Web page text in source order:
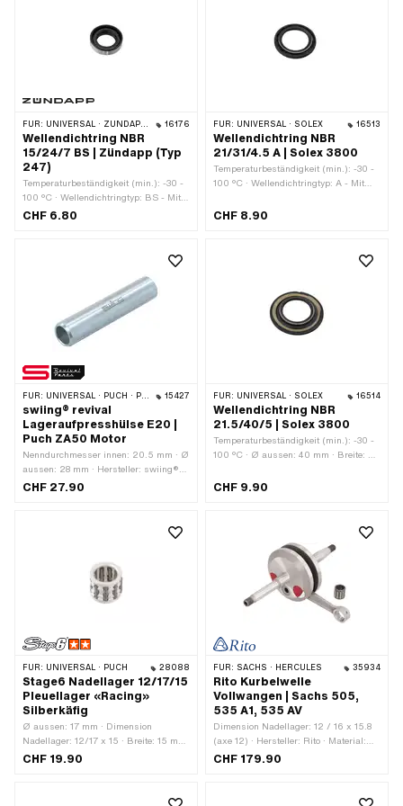
FÜR: UNIVERSAL · ZÜNDAPP BELMONDO · ZÜNDAPP 16176
Wellendichtring NBR
15/24/7 BS | Zündapp (Typ
247)
Temperaturbeständigkeit (min.): -30 -
100 °C · Wellendichtringtyp: BS - Mit
Blech-Aussenmantel / einer Dichtlippe
CHF 6.80
FÜR: UNIVERSAL · SOLEX 16513
Wellendichtring NBR
21/31/4.5 A | Solex 3800
Temperaturbeständigkeit (min.): -30 -
100 °C · Wellendichtringtyp: A - Mit
Dichtlippe. · Ø aussen: 31 mm · Breite:
CHF 8.90
FÜR: UNIVERSAL · PUCH · PONY / CILO (BETA 521 & 512) 15427
swiing® revival
Lageraufpresshülse E20 |
Puch ZA50 Motor
Nenndurchmesser innen: 20.5 mm · Ø
aussen: 28 mm · Hersteller: swiing®
revival parts · Material: Stahl ·
CHF 27.90
FÜR: UNIVERSAL · SOLEX 16514
Wellendichtring NBR
21.5/40/5 | Solex 3800
Temperaturbeständigkeit (min.): -30 -
100 °C · Ø aussen: 40 mm · Breite: 5
· Ø innen: 21.5 mm
CHF 9.90
FÜR: UNIVERSAL · PUCH 28088
Stage6 Nadellager 12/17/15
Pleuellager «Racing»
Silberkäfig
Ø aussen: 17 mm · Dimension
Nadellager: 12/17 x 15 · Breite: 15 mm
· Hersteller: Stage6 · Lagerkäfig:
CHF 19.90
FÜR: SACHS · HERCULES 35934
Rito Kurbelwelle
Vollwangen | Sachs 505,
535 A1, 535 AV
Dimension Nadellager: 12 / 16 x 15.8
(axe 12) · Hersteller: Rito · Material:
Stahl · Wangenart: Vollwangen ·
Mitte-Mitte: 85 mm · Anzahl Gänge: 1
CHF 179.90